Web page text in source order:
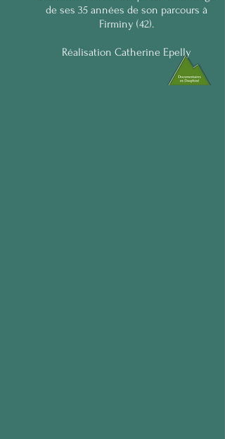
de ses 35 années de son parcours à
Firminy (42).
Réalisation Catherine Epelly